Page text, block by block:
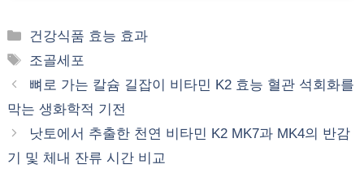
카
테
리
건강식품 효능 효과
태
그
조골세포
뼈로 가는 칼슘 길잡이 비타민 K2 효능 혈관 석회화를
막는 생화학적 기전
낫토에서 추출한 천연 비타민 K2 MK7과 MK4의 반감
기 및 체내 잔류 시간 비교